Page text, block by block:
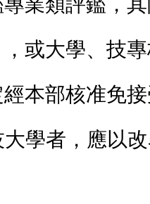
或大學、技
本部核准免
學者，應以